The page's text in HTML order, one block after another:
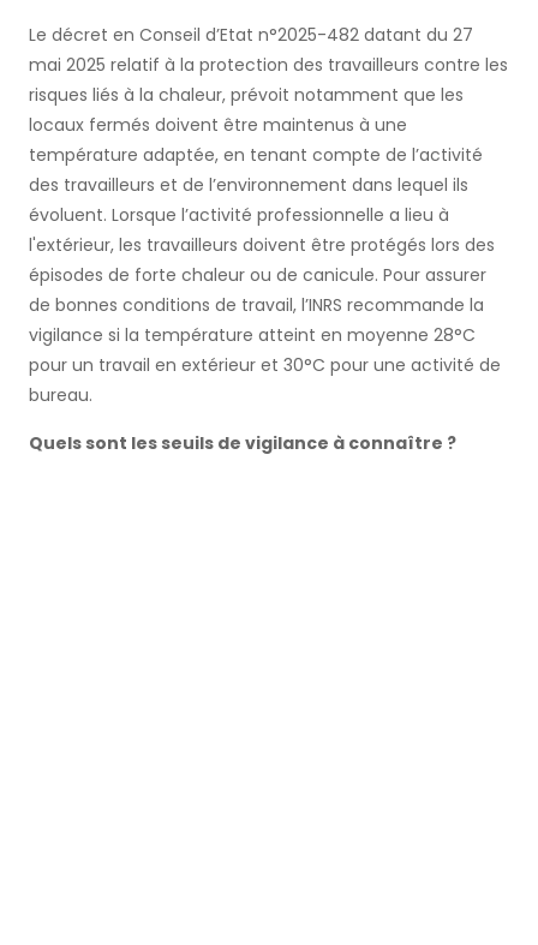
Le décret en Conseil d’Etat n°2025-482 datant du 27
mai 2025 relatif à la protection des travailleurs contre les
risques liés à la chaleur, prévoit notamment que les
locaux fermés doivent être maintenus à une
température adaptée, en tenant compte de l’activité
des travailleurs et de l’environnement dans lequel ils
évoluent. Lorsque l’activité professionnelle a lieu à
l'extérieur, les travailleurs doivent être protégés lors des
épisodes de forte chaleur ou de canicule. Pour assurer
de bonnes conditions de travail, l’INRS recommande la
vigilance si la température atteint en moyenne 28°C
pour un travail en extérieur et 30°C pour une activité de
bureau.
Quels sont les seuils de vigilance à connaître ?